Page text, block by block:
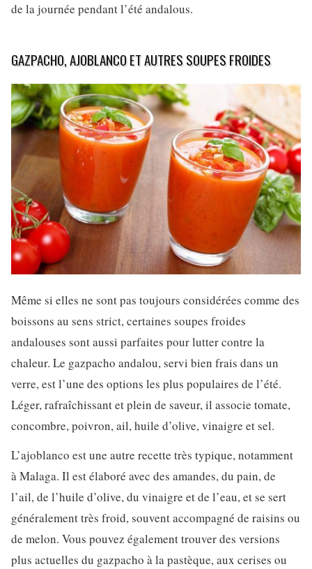
de la journée pendant l’été andalous.
GAZPACHO, AJOBLANCO ET AUTRES SOUPES FROIDES
Même si elles ne sont pas toujours considérées comme des
boissons au sens strict, certaines soupes froides
andalouses sont aussi parfaites pour lutter contre la
chaleur. Le gazpacho andalou, servi bien frais dans un
verre, est l’une des options les plus populaires de l’été.
Léger, rafraîchissant et plein de saveur, il associe tomate,
concombre, poivron, ail, huile d’olive, vinaigre et sel.
L’ajoblanco est une autre recette très typique, notamment
à Malaga. Il est élaboré avec des amandes, du pain, de
l’ail, de l’huile d’olive, du vinaigre et de l’eau, et se sert
généralement très froid, souvent accompagné de raisins ou
de melon. Vous pouvez également trouver des versions
plus actuelles du gazpacho à la pastèque, aux cerises ou